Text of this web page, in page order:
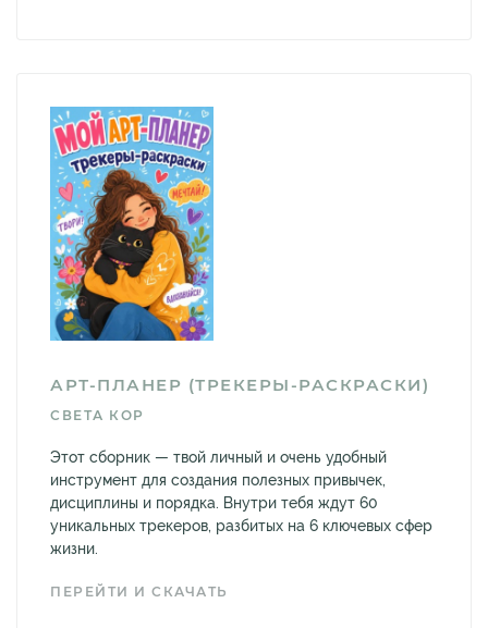
АРТ-ПЛАНЕР (ТРЕКЕРЫ-РАСКРАСКИ)
СВЕТА КОР
Этот сборник — твой личный и очень удобный
инструмент для создания полезных привычек,
дисциплины и порядка. Внутри тебя ждут 60
уникальных трекеров, разбитых на 6 ключевых сфер
жизни.
ПЕРЕЙТИ И СКАЧАТЬ